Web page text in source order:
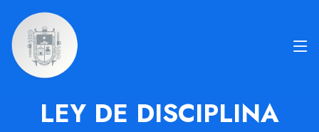
LEY DE DISCIPLINA